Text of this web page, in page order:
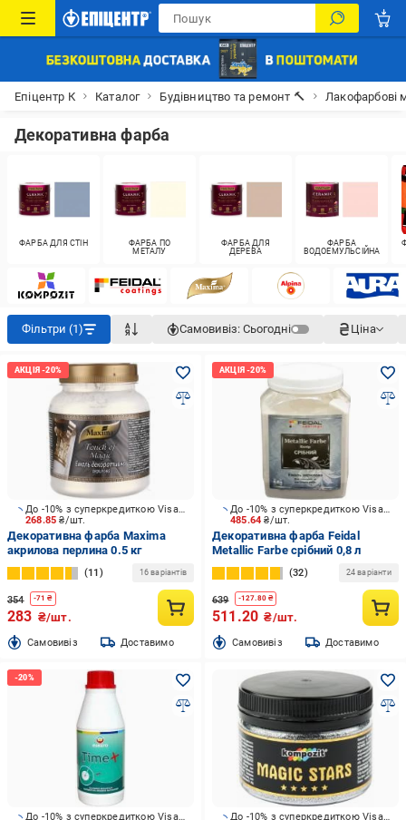
Епіцентр К Каталог Будівництво та ремонт 🔨 Лакофарбові
Декоративна фарба
ФАРБА ДЛЯ СТІН
ФАРБА ПО
МЕТАЛУ
ФАРБА ДЛЯ
ДЕРЕВА
ФАРБА
ВОДОЕМУЛЬСІЙНА
Фільтри (1) Самовивіз: Сьогодні Ціна
268.85₴/шт.
До -10% з суперкредиткою Visa Вигода
Декоративна фарба Maxima
акрилова перлина 0.5 кг
11 16 варіантів
354 -71 ₴
283 ₴/шт.
Cамовивіз Доставимо
485.64₴/шт.
До -10% з суперкредиткою Visa Вигода
Декоративна фарба Feidal
Metallic Farbe срібний 0,8 л
32 24 варіанти
639 -127.80₴
511.20 ₴/шт.
Cамовивіз Доставимо
До -10% з суперкредиткою Visa Вигода До -10% з суперкредиткою Visa Вигода